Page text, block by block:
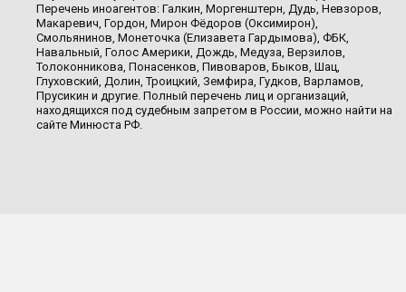
Перечень иноагентов: Галкин, Моргенштерн, Дудь, Невзоров,
Макаревич, Гордон, Мирон Фёдоров (Оксимирон),
Смольянинов, Монеточка (Елизавета Гардымова), ФБК,
Навальный, Голос Америки, Дождь, Медуза, Верзилов,
Толоконникова, Понасенков, Пивоваров, Быков, Шац,
Глуховский, Долин, Троицкий, Земфира, Гудков, Варламов,
Прусикин и другие. Полный перечень лиц и организаций,
находящихся под судебным запретом в России, можно найти на
сайте Минюста РФ.